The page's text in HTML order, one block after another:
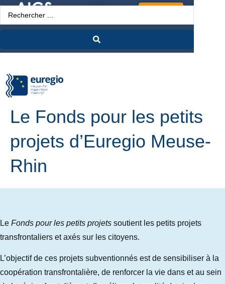
Le Fonds pour les petits
projets d’Euregio Meuse-
Rhin
Le Fonds pour les petits projets soutient les petits projets
transfrontaliers et axés sur les citoyens.
L’objectif de ces projets subventionnés est de sensibiliser à la
coopération transfrontalière, de renforcer la vie dans et au sein